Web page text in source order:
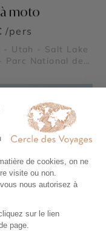
moto
/pers
- Utah - Salt Lake
Parc National de
national de